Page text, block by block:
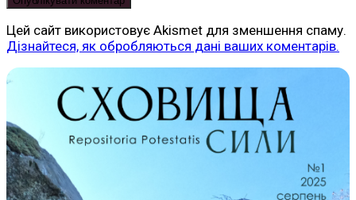
Цей сайт використовує Akismet для зменшення спаму.
Дізнайтеся, як обробляються дані ваших коментарів.